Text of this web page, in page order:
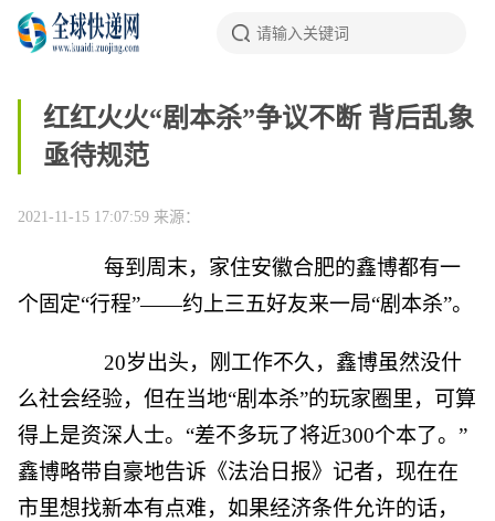
红红火火“剧本杀”争议不断 背后乱象
亟待规范
2021-11-15 17:07:59 来源：
每到周末，家住安徽合肥的鑫博都有一
个固定“行程”——约上三五好友来一局“剧本杀”。
20岁出头，刚工作不久，鑫博虽然没什
么社会经验，但在当地“剧本杀”的玩家圈里，可算
得上是资深人士。“差不多玩了将近300个本了。”
鑫博略带自豪地告诉《法治日报》记者，现在在
市里想找新本有点难，如果经济条件允许的话，